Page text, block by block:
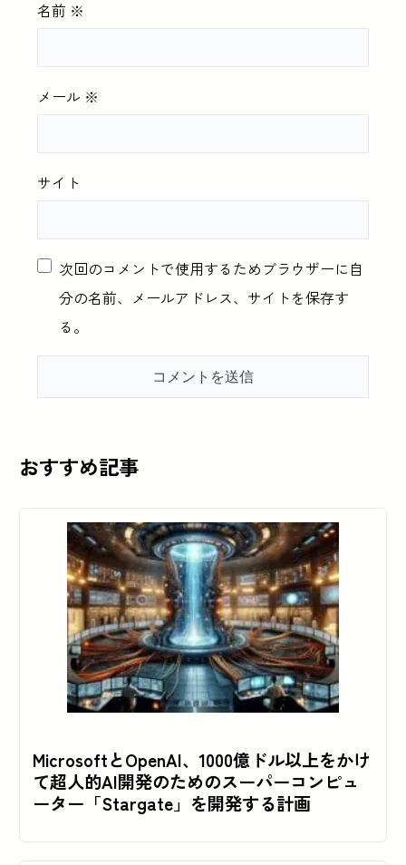
名前 ※
メール ※
サイト
次回のコメントで使用するためブラウザーに自
分の名前、メールアドレス、サイトを保存す
る。
おすすめ記事
MicrosoftとOpenAI、1000億ドル以上をかけ
て超人的AI開発のためのスーパーコンピュ
ーター「Stargate」を開発する計画